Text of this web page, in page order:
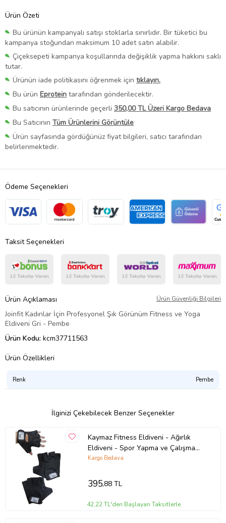
Ürün Özeti
Bu ürünün kampanyalı satışı stoklarla sınırlıdır. Bir tüketici bu
kampanya stoğundan maksimum 10 adet satın alabilir.
Çiçeksepeti kampanya koşullarında değişiklik yapma hakkını saklı
tutar.
Ürünün iade politikasını öğrenmek için tıklayın.
Bu ürün Eprotein tarafından gönderilecektir.
Bu satıcının ürünlerinde geçerli 350,00 TL Üzeri Kargo Bedava
Bu Satıcının Tüm Ürünlerini Görüntüle
Ürün sayfasında gördüğünüz fiyat bilgileri, satıcı tarafından
belirlenmektedir.
Ödeme Seçenekleri
Taksit Seçenekleri
Ürün Açıklaması Ürün Güvenliği Bilgileri
Joinfit Kadınlar İçin Profesyonel Şık Görünüm Fitness ve Yoga
Eldiveni Gri - Pembe
Ürün Kodu: kcm37711563
Ürün Özellikleri
Renk Pembe
İlginizi Çekebilecek Benzer Seçenekler
Kaymaz Fitness Eldiveni - Ağırlık
Eldiveni - Spor Yapma ve Çalışma
Kargo Bedava
395,88 TL
42,22 TL'den Başlayan Taksitlerle